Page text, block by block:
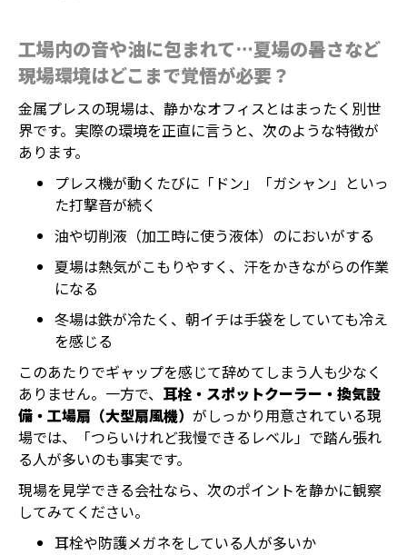
工場内の音や油に包まれて…夏場の暑さなど
現場環境はどこまで覚悟が必要？
金属プレスの現場は、静かなオフィスとはまったく別世
界です。実際の環境を正直に言うと、次のような特徴が
あります。
プレス機が動くたびに「ドン」「ガシャン」といっ
た打撃音が続く
油や切削液（加工時に使う液体）のにおいがする
夏場は熱気がこもりやすく、汗をかきながらの作業
になる
冬場は鉄が冷たく、朝イチは手袋をしていても冷え
を感じる
このあたりでギャップを感じて辞めてしまう人も少なく
ありません。一方で、 耳栓・スポットクーラー・換気設
備・工場扇（大型扇風機） がしっかり用意されている現
場では、「つらいけれど我慢できるレベル」で踏ん張れ
る人が多いのも事実です。
現場を見学できる会社なら、次のポイントを静かに観察
してみてください。
耳栓や防護メガネをしている人が多いか